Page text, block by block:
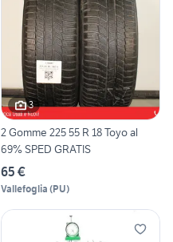
3
2 Gomme 225 55 R 18 Toyo al
69% SPED GRATIS
65 €
Vallefoglia (PU)